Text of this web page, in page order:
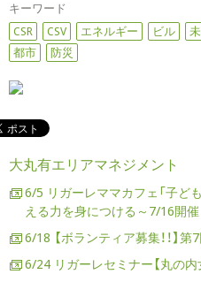
キーワード
CSR
CSV エネルギー ビル
都市
防災
大丸有エリアマネジメント
6/5 リガーレママカフェ「子ど
える力を身につける～7/16開催
6/18 【ボランティア募集！！】
6/24 リガーレセミナー【丸の内